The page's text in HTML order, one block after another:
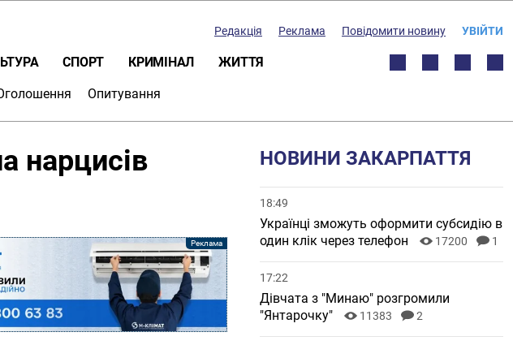
Редакція Реклама Повідомити новину УВІЙТИ
СПОРТ КРИМІНАЛ ЖИТТЯ
Опитування
нарцисів
НОВИНИ ЗАКАРПАТТЯ
18:49
Українці зможуть оформити субсидію в
один клік через телефон
17200 1
17:22
Дівчата з "Минаю" розгромили
"Янтарочку"
11383 2